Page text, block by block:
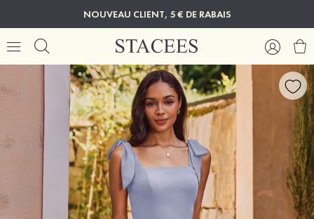
NOUVEAU CLIENT, 5 € DE RABAIS